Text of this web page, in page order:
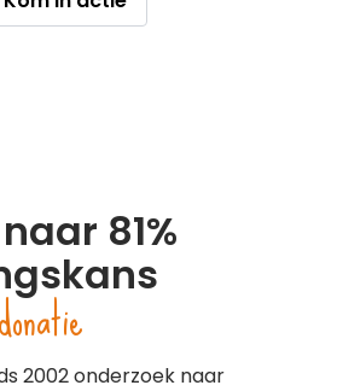
81%
2002 onderzoek naar